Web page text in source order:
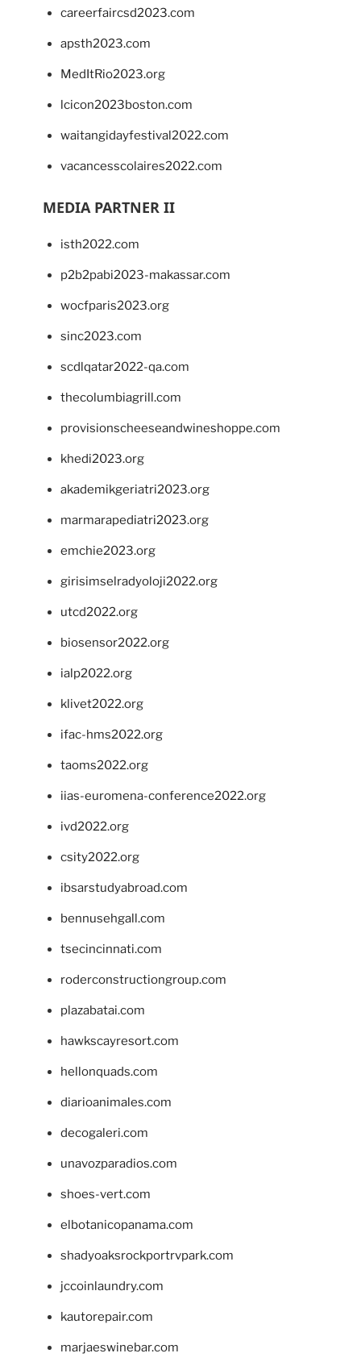
careerfaircsd2023.com
apsth2023.com
MedItRio2023.org
lcicon2023boston.com
waitangidayfestival2022.com
vacancesscolaires2022.com
MEDIA PARTNER II
isth2022.com
p2b2pabi2023-makassar.com
wocfparis2023.org
sinc2023.com
scdlqatar2022-qa.com
thecolumbiagrill.com
provisionscheeseandwineshoppe.com
khedi2023.org
akademikgeriatri2023.org
marmarapediatri2023.org
emchie2023.org
girisimselradyoloji2022.org
utcd2022.org
biosensor2022.org
ialp2022.org
klivet2022.org
ifac-hms2022.org
taoms2022.org
iias-euromena-conference2022.org
ivd2022.org
csity2022.org
ibsarstudyabroad.com
bennusehgall.com
tsecincinnati.com
roderconstructiongroup.com
plazabatai.com
hawkscayresort.com
hellonquads.com
diarioanimales.com
decogaleri.com
unavozparadios.com
shoes-vert.com
elbotanicopanama.com
shadyoaksrockportrvpark.com
jccoinlaundry.com
kautorepair.com
marjaeswinebar.com